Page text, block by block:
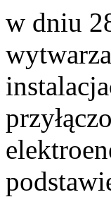
w dniu